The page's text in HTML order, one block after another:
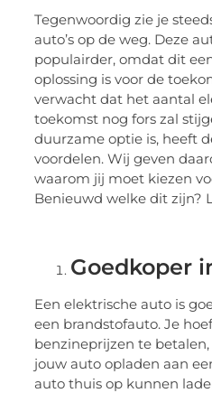
Tegenwoordig zie je
auto’s op de weg. Deze
populairder, omdat dit
oplossing is voor de
verwacht dat het aantal
toekomst nog fors zal
duurzame optie is, heeft
voordelen. Wij geven
waarom jij moet kiezen
Benieuwd welke dit zijn?
Goedkoper
Een elektrische auto is
een brandstofauto. Je
benzineprijzen te
jouw auto opladen aan
auto thuis op kunnen